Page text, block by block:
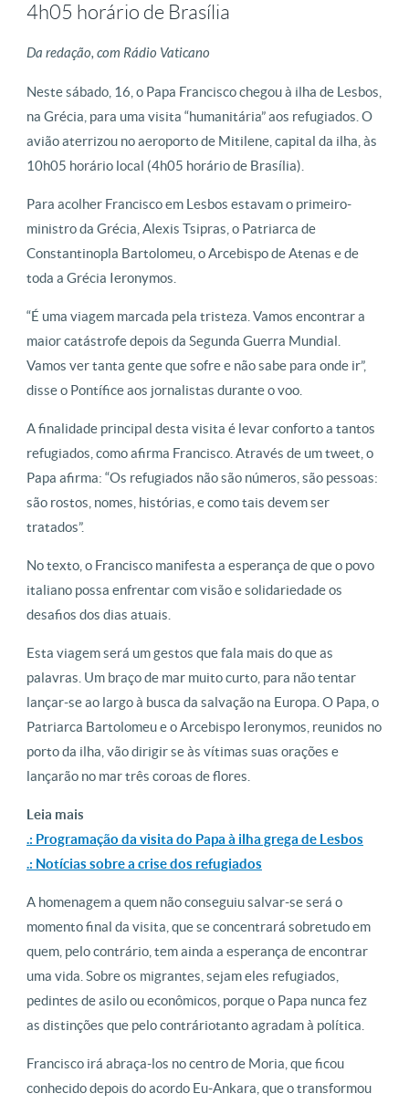
4h05 horário de Brasília
Da redação, com Rádio Vaticano
Neste sábado, 16, o Papa Francisco chegou à ilha de Lesbos,
na Grécia, para uma visita “humanitária” aos refugiados. O
avião aterrizou no aeroporto de Mitilene, capital da ilha, às
10h05 horário local (4h05 horário de Brasília).
Para acolher Francisco em Lesbos estavam o primeiro-
ministro da Grécia, Alexis Tsipras, o Patriarca de
Constantinopla Bartolomeu, o Arcebispo de Atenas e de
toda a Grécia Ieronymos.
“É uma viagem marcada pela tristeza. Vamos encontrar a
maior catástrofe depois da Segunda Guerra Mundial.
Vamos ver tanta gente que sofre e não sabe para onde ir”,
disse o Pontífice aos jornalistas durante o voo.
A finalidade principal desta visita é levar conforto a tantos
refugiados, como afirma Francisco. Através de um tweet, o
Papa afirma: “Os refugiados não são números, são pessoas:
são rostos, nomes, histórias, e como tais devem ser
tratados”.
No texto, o Francisco manifesta a esperança de que o povo
italiano possa enfrentar com visão e solidariedade os
desafios dos dias atuais.
Esta viagem será um gestos que fala mais do que as
palavras. Um braço de mar muito curto, para não tentar
lançar-se ao largo à busca da salvação na Europa. O Papa, o
Patriarca Bartolomeu e o Arcebispo Ieronymos, reunidos no
porto da ilha, vão dirigir se às vítimas suas orações e
lançarão no mar três coroas de flores.
Leia mais
.: Programação da visita do Papa à ilha grega de Lesbos
.: Notícias sobre a crise dos refugiados
A homenagem a quem não conseguiu salvar-se será o
momento final da visita, que se concentrará sobretudo em
quem, pelo contrário, tem ainda a esperança de encontrar
uma vida. Sobre os migrantes, sejam eles refugiados,
pedintes de asilo ou econômicos, porque o Papa nunca fez
as distinções que pelo contráriotanto agradam à política.
Francisco irá abraça-los no centro de Moria, que ficou
conhecido depois do acordo Eu-Ankara, que o transformou